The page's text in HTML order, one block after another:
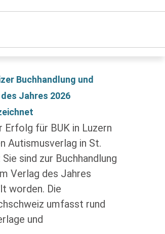
Buchhandlung und
Jahres 2026
Erfolg für BUK in Luzern
Autismusverlag in St.
Sie sind zur Buchhandlung
Verlag des Jahres
worden. Die
umfasst rund
und